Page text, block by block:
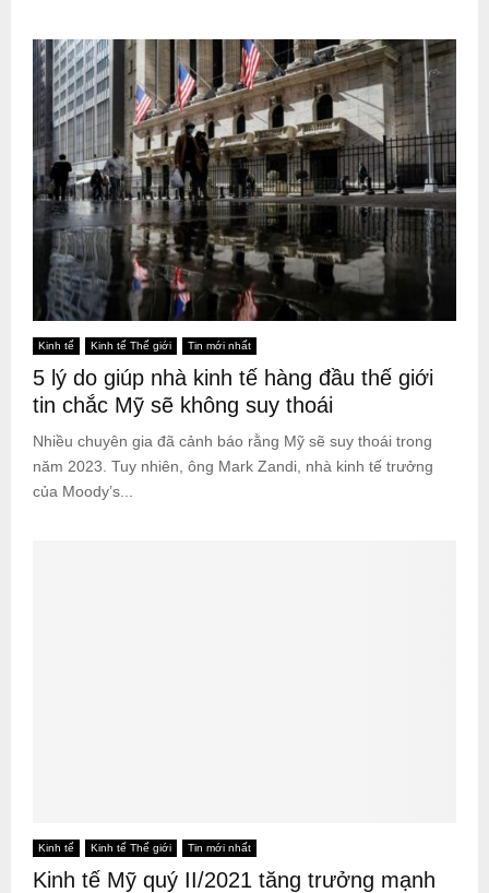
Kinh tế Kinh tế Thế giới Tin mới nhất
5 lý do giúp nhà kinh tế hàng đầu thế giới
tin chắc Mỹ sẽ không suy thoái
Nhiều chuyên gia đã cảnh báo rằng Mỹ sẽ suy thoái trong
năm 2023. Tuy nhiên, ông Mark Zandi, nhà kinh tế trưởng
của Moody’s...
Kinh tế Kinh tế Thế giới Tin mới nhất
Kinh tế Mỹ quý II/2021 tăng trưởng mạnh